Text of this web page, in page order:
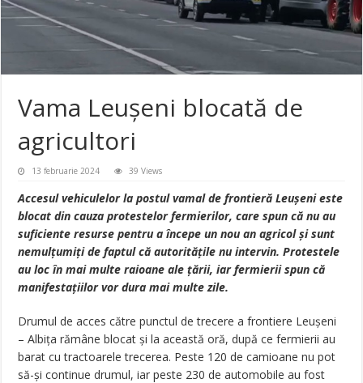
Vama Leușeni blocată de
agricultori
13 februarie 2024 39 Views
Accesul vehiculelor la postul vamal de frontieră Leușeni este
blocat din cauza protestelor fermierilor, care spun că nu au
suficiente resurse pentru a începe un nou an agricol și sunt
nemulțumiți de faptul că autoritățile nu intervin. Protestele
au loc în mai multe raioane ale țării, iar fermierii spun că
manifestațiilor vor dura mai multe zile.
Drumul de acces către punctul de trecere a frontiere Leușeni
– Albița rămâne blocat și la această oră, după ce fermierii au
barat cu tractoarele trecerea. Peste 120 de camioane nu pot
să-și continue drumul, iar peste 230 de automobile au fost